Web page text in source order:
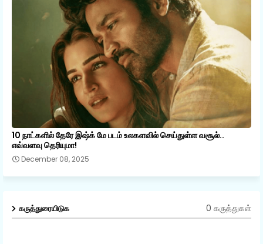
10 நாட்களில் தேரே இஷ்க் மே படம் உலகளவில் செய்துள்ள வசூல்..
எவ்வளவு தெரியுமா!
December 08, 2025
கருத்துரையிடுக 0 கருத்துகள்